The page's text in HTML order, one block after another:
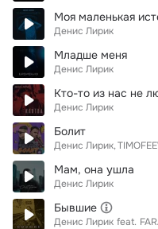
Моя маленькая
Денис Лирик
Младше меня
Денис Лирик
Кто-то из нас не
Денис Лирик
Болит
Денис Лирик
Мам, она ушла
Денис Лирик
Бывшие
Денис Лирик feat.